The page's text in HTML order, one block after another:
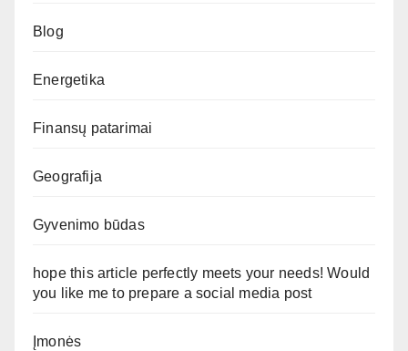
Blog
Energetika
Finansų patarimai
Geografija
Gyvenimo būdas
hope this article perfectly meets your needs! Would
you like me to prepare a social media post
Įmonės